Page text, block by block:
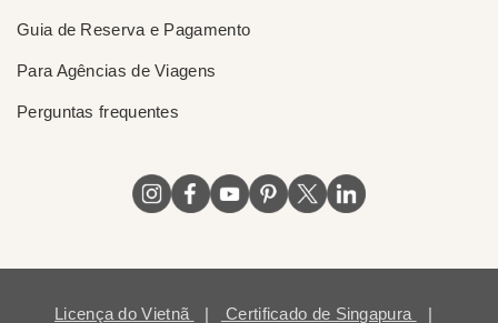
Guia de Reserva e Pagamento
Para Agências de Viagens
Perguntas frequentes
Licença do Vietnã | Certificado de Singapura |